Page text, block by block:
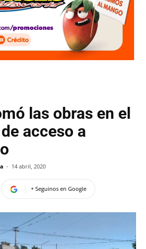
las obras en el
acceso a
- 14 abril, 2020
+ Seguinos en Google